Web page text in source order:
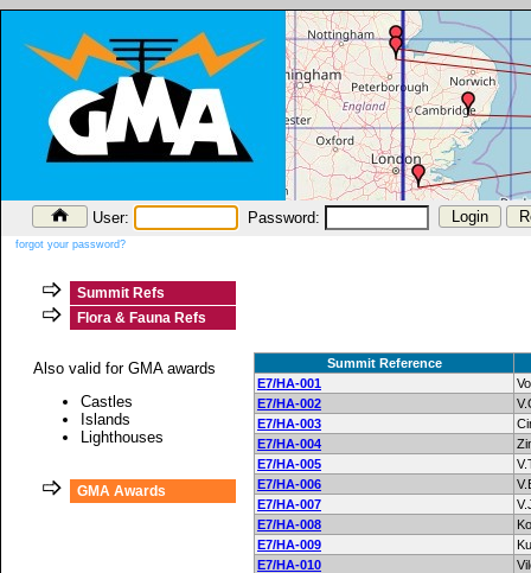
User: Password:
forgot your password?
Summit Refs
Flora & Fauna Refs
Also valid for GMA awards
Castles
Islands
Lighthouses
GMA Awards
Summit Reference
E7/HA-001
E7/HA-002
E7/HA-003
E7/HA-004
E7/HA-005
E7/HA-006
E7/HA-007
E7/HA-008
E7/HA-009
E7/HA-010